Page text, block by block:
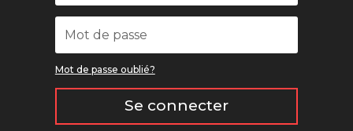
Mot de passe oublié?
Se connecter